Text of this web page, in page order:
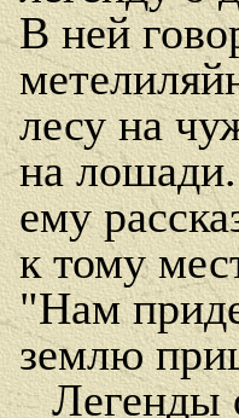
В ней
лесу на
на
ему
к тому
"Нам
землю
Легенды